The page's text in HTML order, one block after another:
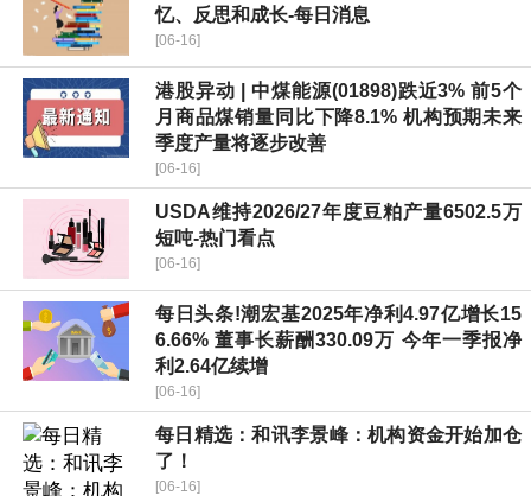
忆、反思和成长-每日消息
[06-16]
港股异动 | 中煤能源(01898)跌近3% 前5个
月商品煤销量同比下降8.1% 机构预期未来
季度产量将逐步改善
[06-16]
USDA维持2026/27年度豆粕产量6502.5万
短吨-热门看点
[06-16]
每日头条!潮宏基2025年净利4.97亿增长15
6.66% 董事长薪酬330.09万 今年一季报净
利2.64亿续增
[06-16]
每日精选：和讯李景峰：机构资金开始加仓
了！
[06-16]